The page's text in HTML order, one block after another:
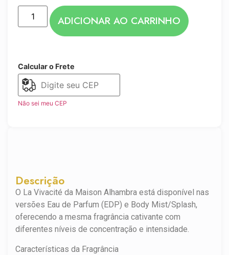
Descrição
O La Vivacité da Maison Alhambra está disponível nas
versões Eau de Parfum (EDP) e Body Mist/Splash,
oferecendo a mesma fragrância cativante com
diferentes níveis de concentração e intensidade.
Características da Fragrância
ADICIONAR AO CARRINHO
Calcular o Frete
Não sei meu CEP